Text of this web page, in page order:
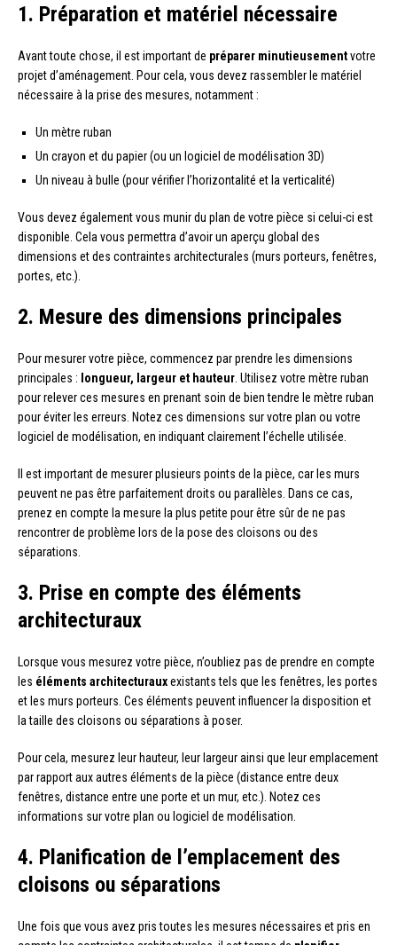
1. Préparation et matériel nécessaire
Avant toute chose, il est important de préparer minutieusementvotre
projet d’aménagement. Pour cela, vous devez rassembler le matériel
nécessaire à la prise des mesures, notamment :
Un mètre ruban
Un crayon et du papier (ou un logiciel de modélisation 3D)
Un niveau à bulle (pour vérifier l’horizontalité et la verticalité)
Vous devez également vous munir du plan de votre pièce si celui-ci est
disponible. Cela vous permettra d’avoir un aperçu global des
dimensions et des contraintes architecturales (murs porteurs, fenêtres,
portes, etc.).
2. Mesure des dimensions principales
Pour mesurer votre pièce, commencez par prendre les dimensions
principales : longueur, largeur et hauteur . Utilisez votre mètre ruban
pour relever ces mesures en prenant soin de bien tendre le mètre ruban
pour éviter les erreurs. Notez ces dimensions sur votre plan ou votre
logiciel de modélisation, en indiquant clairement l’échelle utilisée.
Il est important de mesurer plusieurs points de la pièce, car les murs
peuvent ne pas être parfaitement droits ou parallèles. Dans ce cas,
prenez en compte la mesure la plus petite pour être sûr de ne pas
rencontrer de problème lors de la pose des cloisons ou des
séparations.
3. Prise en compte des éléments
architecturaux
Lorsque vous mesurez votre pièce, n’oubliez pas de prendre en compte
les éléments architecturauxexistants tels que les fenêtres, les portes
et les murs porteurs. Ces éléments peuvent influencer la disposition et
la taille des cloisons ou séparations à poser.
Pour cela, mesurez leur hauteur, leur largeur ainsi que leur emplacement
par rapport aux autres éléments de la pièce (distance entre deux
fenêtres, distance entre une porte et un mur, etc.). Notez ces
informations sur votre plan ou logiciel de modélisation.
4. Planification de l’emplacement des
cloisons ou séparations
Une fois que vous avez pris toutes les mesures nécessaires et pris en